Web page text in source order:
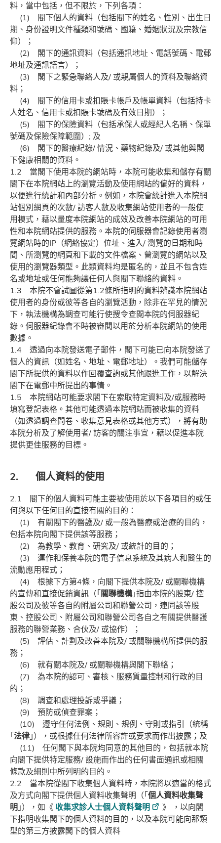
料，當中包括，但不限於，下列各項：
(1) 閣下個人的資料（包括閣下的姓名、性別、出生日
期、身份證明文件種類和號碼、國籍、婚姻狀況及宗教信
仰）；
(2) 閣下的通訊資料（包括通訊地址、電話號碼、電郵
地址及通訊語言）；
(3) 閣下之緊急聯絡人及/ 或親屬個人的資料及聯絡資
料；
(4) 閣下的信用卡或扣賬卡帳戶及帳單資料（包括持卡
人姓名、信用卡或扣賬卡號碼及有效日期）；
(5) 閣下的保險資料（包括承保人或經紀人名稱、保單
號碼及保險保障範圍）; 及
(6) 閣下的醫療紀錄/ 情況、藥物紀錄及/ 或其他與閣
下健康相關的資料。
1.2 當閣下使用本院的網站時，本院可能收集和儲存有關
閣下在本院網站上的瀏覽活動及使用網站的偏好的資料，
以便進行統計和內部分析。例如，本院會統計進入本院網
站個別網頁的次數/ 訪客人數及收集網站使用者的一般使
用模式，藉以量度本院網站的成效及改善本院網站的可用
性和本院網站提供的服務。本院的伺服器會記錄使用者瀏
覽網站時的IP（網絡協定）位址、進入/ 瀏覽的日期和時
間、所瀏覽的網頁和下載的文件檔案、曾瀏覽的網站以及
使用的瀏覽器類型。此類資料均是匿名的，並且不包含姓
名或地址或任何能夠讓任何人與閣下聯絡的資料。
1.3 本院不會試圖從第1.2條所指明的資料辨識本院網站
使用者的身份或彼等各自的瀏覽活動，除非在罕見的情況
下，執法機構為調查可能行使搜令查閲本院的伺服器紀
錄。伺服器紀錄會不時被審閱以用於分析本院網站的使用
數據。
1.4 透過向本院發送電子郵件，閣下可能已向本院發送了
個人的資訊（如姓名、地址、電郵地址）。我們可能儲存
閣下所提供的資料以作回覆查詢或其他跟進工作，以解決
閣下在電郵中所提出的事情。
1.5 本院網站可能要求閣下在索取特定資料及/或服務時
填寫登記表格。其他可能透過本院網站而被收集的資料
（如透過調查問卷、收集意見表格或其他方式），將有助
本院分析及了解使用者/ 訪客的關注事宜，藉以促進本院
提供更佳服務的目標。
2. 個人資料的使用
2.1 閣下的個人資料可能主要被使用於以下各項目的或任
何與以下任何目的直接有關的目的：
(1) 有關閣下的醫護及/ 或一般為醫療或治療的目的，
包括本院向閣下提供該等服務；
(2) 為教學、教育、研究及/ 或統計的目的；
(3) 運作和保養本院的電子信息系統及其病人和醫生的
流動應用程式；
(4) 根據下方第4條，向閣下提供本院及/ 或關聯機構
的宣傳和直接促銷資訊（｢ 關聯機構｣指由本院的股東/ 控
股公司及彼等各自的附屬公司和聯營公司，連同該等股
東、控股公司、附屬公司和聯營公司各自之有關提供醫護
服務的聯營業務、合伙及/ 或協作）；
(5) 評估、計劃及改善本院及/ 或關聯機構所提供的服
務；
(6) 就有關本院及/ 或關聯機構與閣下聯絡；
(7) 為本院的認可、審核、服務質量控制和行政的目
的；
(8) 調查和處理投訴或爭議；
(9) 預防或偵查罪案；
(10) 遵守任何法例、規則、規例、守則或指引（統稱
｢ 法律 ｣），或根據任何法律所容許或要求而作出披露；及
(11) 任何閣下與本院均同意的其他目的，包括就本院
向閣下提供特定服務/ 設施而作出的任何書面通訊或相關
條款及細則中所列明的目的。
2.2 當本院從閣下收集個人資料時，本院將以適當的格式
及方式向閣下提供個人資料收集聲明（｢ 個人資料收集聲
明 ｣），如《 收集求診人士個人資料聲明
》 ，以向閣
下指明收集閣下的個人資料的目的，以及本院可能向那類
型的第三方披露閣下的個人資料